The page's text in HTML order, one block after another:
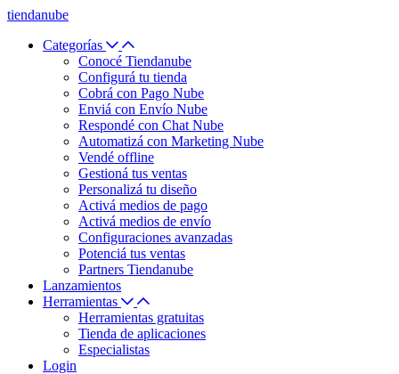
tiendanube
Categorías
Conocé Tiendanube
Configurá tu tienda
Cobrá con Pago Nube
Enviá con Envío Nube
Respondé con Chat Nube
Automatizá con Marketing Nube
Vendé offline
Gestioná tus ventas
Personalizá tu diseño
Activá medios de pago
Activá medios de envío
Configuraciones avanzadas
Potenciá tus ventas
Partners Tiendanube
Lanzamientos
Herramientas
Herramientas gratuitas
Tienda de aplicaciones
Especialistas
Login